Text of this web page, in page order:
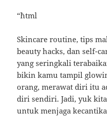
“`html
Skincare routine, tips
beauty hacks, dan self-
yang seringkali
bikin kamu tampil
orang, merawat diri itu
diri sendiri. Jadi, yuk
untuk menjaga